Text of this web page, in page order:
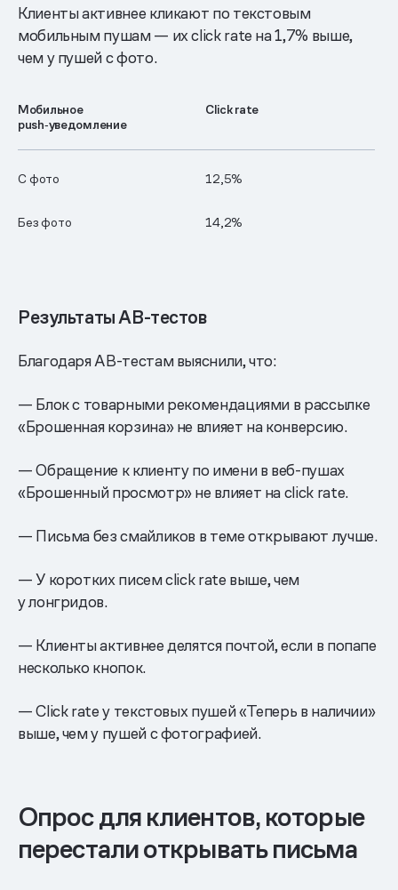
Клиенты активнее кликают по текстовым
мобильным пушам — их click rate на 1,7% выше,
чем у пушей с фото.
Мобильное
push‑уведомление
Click rate
С фото 12,5%
Без фото 14,2%
Результаты AB-тестов
Благодаря AB-тестам выяснили, что:
— Блок с товарными рекомендациями в рассылке
«Брошенная корзина» не влияет на конверсию.
— Обращение к клиенту по имени в веб-пушах
«Брошенный просмотр» не влияет на click rate.
— Письма без смайликов в теме открывают лучше.
— У коротких писем click rate выше, чем
у лонгридов.
— Клиенты активнее делятся почтой, если в попапе
несколько кнопок.
— Click rate у текстовых пушей «Теперь в наличии»
выше, чем у пушей c фотографией.
Опрос для клиентов, которые
перестали открывать письма